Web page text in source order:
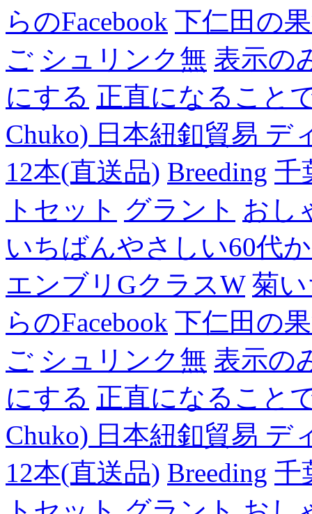
らのFacebook 下仁田の
ご シュリンク無 表示の
にする 正直になること
Chuko) 日本紐釦貿易 デ
12本(直送品) Breeding 千
トセット グラント おし
いちばんやさしい60代
エンブリGクラスW 菊
らのFacebook 下仁田の
ご シュリンク無 表示の
にする 正直になること
Chuko) 日本紐釦貿易 デ
12本(直送品) Breeding 千